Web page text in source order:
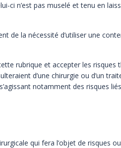
ci n’est pas muselé et tenu en
de la nécessité d’utiliser une
rubrique et accepter les risques
d’une chirurgie ou d’un
notamment des risques
qui fera l’objet de risques